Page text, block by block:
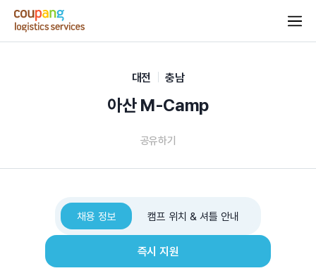
대전 충남
아산 M-Camp
공유하기
채용 정보 캠프 위치 & 셔틀 안내
즉시 지원